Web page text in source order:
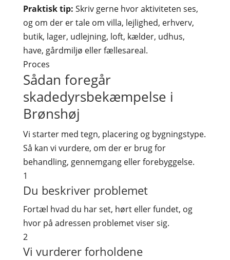
Praktisk tip: Skriv gerne hvor aktiviteten ses,
og om der er tale om villa, lejlighed, erhverv,
butik, lager, udlejning, loft, kælder, udhus,
have, gårdmiljø eller fællesareal.
Proces
Sådan foregår
skadedyrsbekæmpelse i
Brønshøj
Vi starter med tegn, placering og bygningstype.
Så kan vi vurdere, om der er brug for
behandling, gennemgang eller forebyggelse.
1
Du beskriver problemet
Fortæl hvad du har set, hørt eller fundet, og
hvor på adressen problemet viser sig.
2
Vi vurderer forholdene